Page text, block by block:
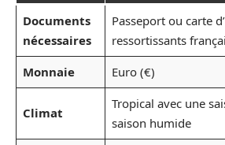
Documents
nécessaires
Passeport ou carte
ressortissants
Monnaie
Euro (€)
Climat
Tropical avec une
saison humide